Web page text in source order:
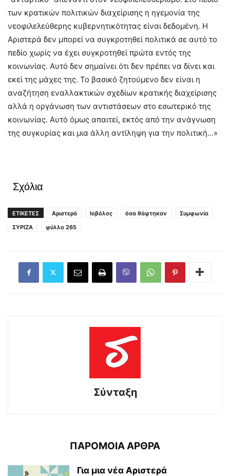
των κρατικών πολιτικών διαχείρισης η ηγεμονία της
νεοφιλελεύθερης κυβερνητικότητας είναι δεδομένη. Η
Αριστερά δεν μπορεί να συγκροτηθεί πολιτικά σε αυτό το
πεδίο χωρίς να έχει συγκροτηθεί πρώτα εντός της
κοινωνίας. Αυτό δεν σημαίνει ότι δεν πρέπει να δίνει και
εκεί της μάχες της. Το βασικό ζητούμενο δεν είναι η
αναζήτηση εναλλακτικών σχεδίων κρατικής διαχείρισης
αλλά η οργάνωση των αντιστάσεων στο εσωτερικό της
κοινωνίας. Αυτό όμως απαιτεί, εκτός από την ανάγνωση
της συγκυρίας και μια άλλη αντίληψη για την πολιτική…»
Σχόλια
ΕΤΙΚΕΤΕΣ Αριστερά Ιοβόλος όσα θάφτηκαν
Συμφωνία
ΣΥΡΙΖΑ
φύλλο 265
Σύνταξη
ΠΑΡΟΜΟΙΑ ΑΡΘΡΑ
Για μια νέα Αριστερά